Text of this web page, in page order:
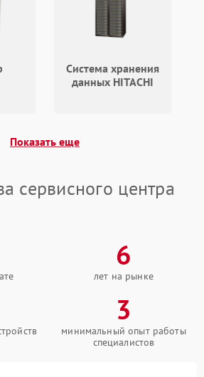
Система хранения
данных HITACHI
Показать еще
сервисного центра
6
лет на рынке
3
минимальный опыт работы
специалистов